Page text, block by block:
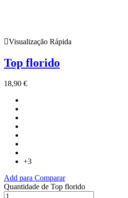
Visualização Rápida
Top florido
18,90 €
+3
Add para Comparar
Quantidade de Top florido